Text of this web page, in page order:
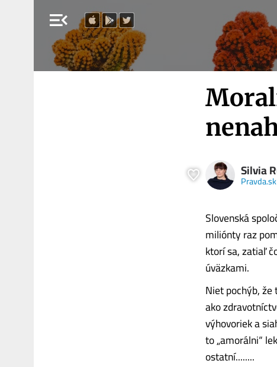
menu_open
Silvia
Pravda.sk
Slovenská
miliónty raz
ktorí sa, zatiaľ
úväzkami.
Niet pochýb,
ako
výhovoriek a
to „amorálni“
ostatní........